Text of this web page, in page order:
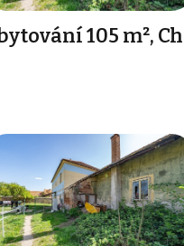
105 m²,